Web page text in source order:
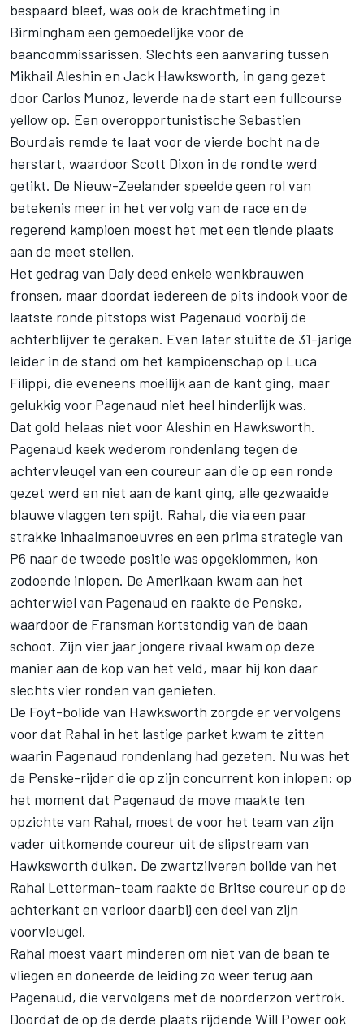
bespaard bleef, was ook de krachtmeting in
Birmingham een gemoedelijke voor de
baancommissarissen. Slechts een aanvaring tussen
Mikhail Aleshin en Jack Hawksworth, in gang gezet
door Carlos Munoz, leverde na de start een fullcourse
yellow op. Een overopportunistische Sebastien
Bourdais remde te laat voor de vierde bocht na de
herstart, waardoor Scott Dixon in de rondte werd
getikt. De Nieuw-Zeelander speelde geen rol van
betekenis meer in het vervolg van de race en de
regerend kampioen moest het met een tiende plaats
aan de meet stellen.
Het gedrag van Daly deed enkele wenkbrauwen
fronsen, maar doordat iedereen de pits indook voor de
laatste ronde pitstops wist Pagenaud voorbij de
achterblijver te geraken. Even later stuitte de 31-jarige
leider in de stand om het kampioenschap op Luca
Filippi, die eveneens moeilijk aan de kant ging, maar
gelukkig voor Pagenaud niet heel hinderlijk was.
Dat gold helaas niet voor Aleshin en Hawksworth.
Pagenaud keek wederom rondenlang tegen de
achtervleugel van een coureur aan die op een ronde
gezet werd en niet aan de kant ging, alle gezwaaide
blauwe vlaggen ten spijt. Rahal, die via een paar
strakke inhaalmanoeuvres en een prima strategie van
P6 naar de tweede positie was opgeklommen, kon
zodoende inlopen. De Amerikaan kwam aan het
achterwiel van Pagenaud en raakte de Penske,
waardoor de Fransman kortstondig van de baan
schoot. Zijn vier jaar jongere rivaal kwam op deze
manier aan de kop van het veld, maar hij kon daar
slechts vier ronden van genieten.
De Foyt-bolide van Hawksworth zorgde er vervolgens
voor dat Rahal in het lastige parket kwam te zitten
waarin Pagenaud rondenlang had gezeten. Nu was het
de Penske-rijder die op zijn concurrent kon inlopen: op
het moment dat Pagenaud de move maakte ten
opzichte van Rahal, moest de voor het team van zijn
vader uitkomende coureur uit de slipstream van
Hawksworth duiken. De zwartzilveren bolide van het
Rahal Letterman-team raakte de Britse coureur op de
achterkant en verloor daarbij een deel van zijn
voorvleugel.
Rahal moest vaart minderen om niet van de baan te
vliegen en doneerde de leiding zo weer terug aan
Pagenaud, die vervolgens met de noorderzon vertrok.
Doordat de op de derde plaats rijdende Will Power ook